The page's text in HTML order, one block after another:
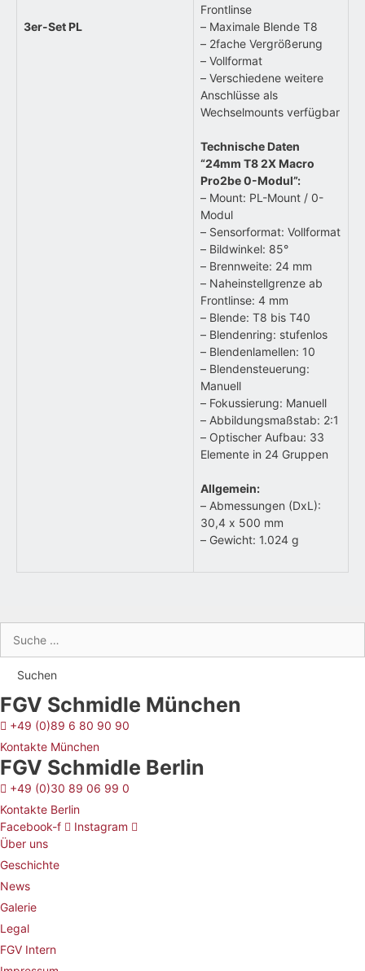
3er-Set PL
Frontlinse
– Maximale Blende T8
– 2fache Vergrößerung
– Vollformat
– Verschiedene weitere
Anschlüsse als
Wechselmounts verfügbar
Technische Daten
“24mm T8 2X Macro
Pro2be 0-Modul”:
– Mount: PL-Mount / 0-
Modul
– Sensorformat: Vollformat
– Bildwinkel: 85°
– Brennweite: 24 mm
– Naheinstellgrenze ab
Frontlinse: 4 mm
– Blende: T8 bis T40
– Blendenring: stufenlos
– Blendenlamellen: 10
– Blendensteuerung:
Manuell
– Fokussierung: Manuell
– Abbildungsmaßstab: 2:1
– Optischer Aufbau: 33
Elemente in 24 Gruppen
Allgemein:
– Abmessungen (DxL):
30,4 x 500 mm
– Gewicht: 1.024 g
nach:
FGV Schmidle München
+49 (0)89 6 80 90 90
Kontakte München
FGV Schmidle Berlin
+49 (0)30 89 06 99 0
Kontakte Berlin
Facebook-f
Instagram
Über uns
Geschichte
News
Galerie
Legal
FGV Intern